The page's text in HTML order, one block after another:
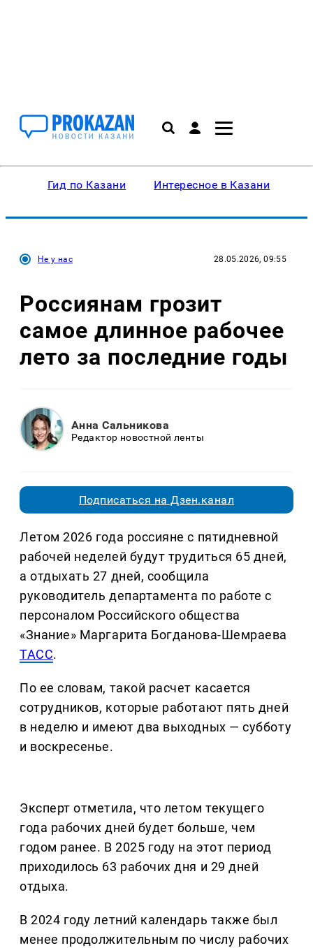
Гид по Казани Интересное в Казани
Не у нас 28.05.2026, 09:55
Россиянам грозит
самое длинное рабочее
лето за последние годы
Анна Сальникова
Редактор новостной ленты
Подписаться на Дзен.канал
Летом 2026 года россияне с пятидневной
рабочей неделей будут трудиться 65 дней,
а отдыхать 27 дней, сообщила
руководитель департамента по работе с
персоналом Российского общества
«Знание» Маргарита Богданова-Шемраева
ТАСС.
По ее словам, такой расчет касается
сотрудников, которые работают пять дней
в неделю и имеют два выходных — субботу
и воскресенье.
Эксперт отметила, что летом текущего
года рабочих дней будет больше, чем
годом ранее. В 2025 году на этот период
приходилось 63 рабочих дня и 29 дней
отдыха.
В 2024 году летний календарь также был
менее продолжительным по числу рабочих